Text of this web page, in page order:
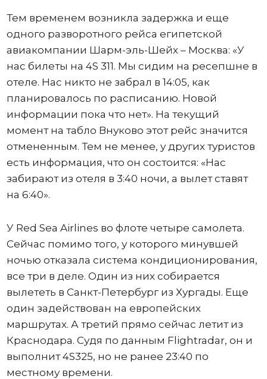
Тем временем возникла задержка и еще
одного разворотного рейса египетской
авиакомпании Шарм-эль-Шейх – Москва: «У
нас билеты на 4S 311. Мы сидим на ресепшне в
отеле. Нас никто не забрал в 14:05, как
планировалось по расписанию. Новой
информации пока что нет». На текущий
момент на табло Внуково этот рейс значится
отмененным. Тем не менее, у других туристов
есть информация, что он состоится: «Нас
забирают из отеля в 3:40 ночи, а вылет ставят
на 6:40».
У Red Sea Airlines во флоте четыре самолета.
Сейчас помимо того, у которого минувшей
ночью отказала система кондиционирования,
все три в деле. Один из них собирается
вылететь в Санкт-Петербург из Хургады. Еще
один задействован на европейских
маршрутах. А третий прямо сейчас летит из
Краснодара. Судя по данным Flightradar, он и
выполнит 4S325, но не ранее 23:40 по
местному времени.